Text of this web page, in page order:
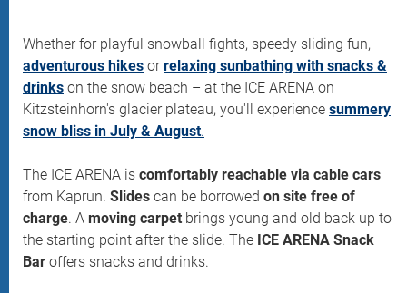
Whether for playful snowball fights, speedy sliding fun,
adventurous hikes orrelaxing sunbathing with snacks &
drinks on the snow beach – at the ICE ARENA on
Kitzsteinhorn's glacier plateau, you'll experience summery
snow bliss in July & August.
The ICE ARENA is comfortably reachable via cable cars
from Kaprun. Slides can be borrowed on site free of
charge. A moving carpet brings young and old back up to
the starting point after the slide. The ICE ARENA Snack
Bar offers snacks and drinks.